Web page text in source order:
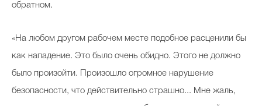
обратном.
«На любом другом рабочем месте подобное расценили бы
как нападение. Это было очень обидно. Этого не должно
было произойти. Произошло огромное нарушение
безопасности, что действительно страшно... Мне жаль,